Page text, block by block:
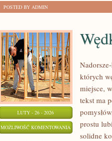
POSTED BY ADMIN
LUTY - 26 - 2026
MOŻLIWOŚĆ KOMENTOWANIA WĘDKARSTWO
których
miejsce,
tekst ma
prostu
solidne